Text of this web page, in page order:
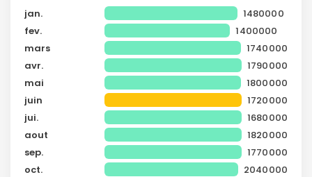
jan.
1480000
fev.
1400000
mars
1740000
avr.
1790000
mai
1800000
juin
1720000
jui.
1680000
aout
1820000
sep.
1770000
oct.
2040000
Politique de
confidentialité.